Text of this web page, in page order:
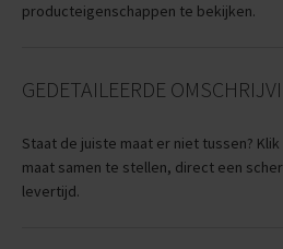
producteigenschappen te bekijken.
GEDETAILEERDE
Staat de juiste maat er niet tussen? Klik
maat samen te stellen, direct een
levertijd.